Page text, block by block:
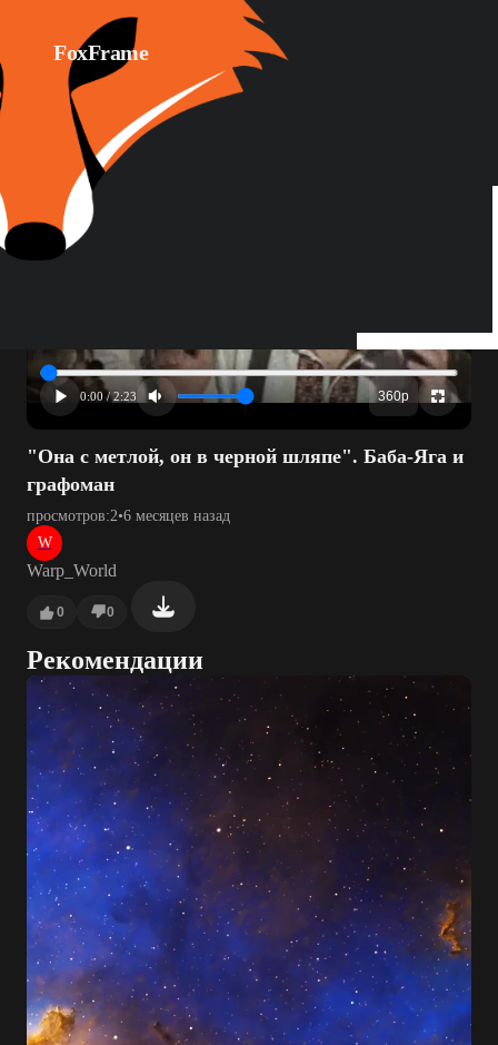
FoxFrame
0:00 / 2:23 360p
"Она с метлой, он в черной шляпе". Баба-Яга и
графоман
просмотров:2•6 месяцев назад
W
Warp_World
0 0
Рекомендации